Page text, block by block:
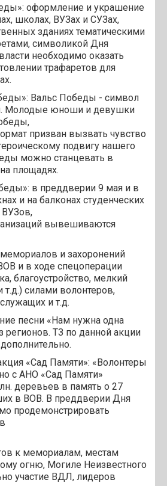
оформление и украшение
школах, ВУЗах и СУЗах,
зданиях тематическими
символикой Дня
необходимо оказать
трафаретов для
Вальс Победы - символ
Молодые юноши и девушки
призван вызвать чувство
подвигу нашего
можно станцевать в
площадях.
в преддверии 9 мая и в
и на балконах студенческих
вывешиваются
мемориалов и захоронений
и в ходе спецоперации
благоустройство, мелкий
т.д.) силами волонтеров,
и т.д.
песни «Нам нужна одна
регионов. ТЗ по данной акции
«Сад Памяти»: «Волонтеры
с АНО «Сад Памяти»
деревьев в память о 27
в ВОВ. В преддверии Дня
продемонстрировать
к мемориалам, местам
огню, Могиле Неизвестного
участие ВДЛ, лидеров